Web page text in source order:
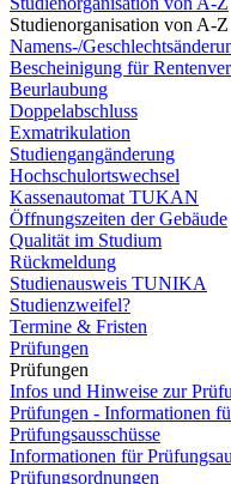
Studienorganisation von A-Z
Namens-/
Bescheinigung für
Beurlaubung
Doppelabschluss
Exmatrikulation
Studiengangänderung
Hochschulortswechsel
Kassenautomat TUKAN
Öffnungszeiten der Gebäude
Qualität im Studium
Rückmeldung
Studienausweis TUNIKA
Studienzweifel?
Termine & Fristen
Prüfungen
Prüfungen
Infos und Hinweise zur
Prüfungen - Informationen
Prüfungsausschüsse
Informationen für
Prüfungsordnungen